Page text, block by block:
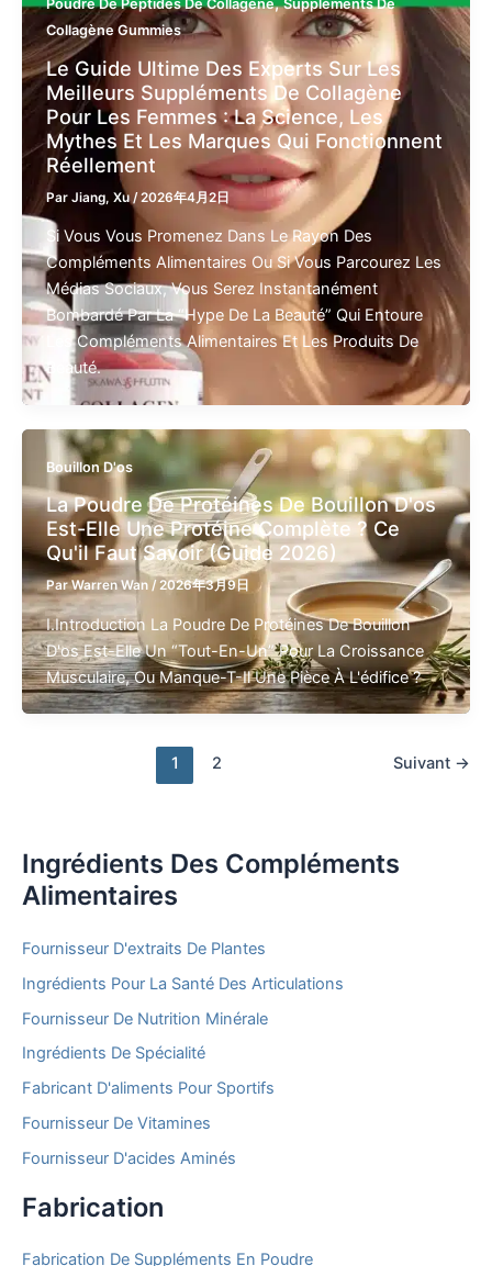
Poudre De Peptides De Collagène Suppléments De
Collagène Gummies
Le Guide Ultime Des Experts Sur Les
Meilleurs Suppléments De Collagène
Pour Les Femmes : La Science, Les
Mythes Et Les Marques Qui Fonctionnent
Réellement
Par Jiang, Xu/2026年4月2日
Si Vous Vous Promenez Dans Le Rayon Des
Compléments Alimentaires Ou Si Vous Parcourez Les
Médias Sociaux, Vous Serez Instantanément
Bombardé Par La “hype De La Beauté” Qui Entoure
Les Compléments Alimentaires Et Les Produits De
Beauté.
Bouillon D'os
La Poudre De Protéines De Bouillon D'os
Est-Elle Une Protéine Complète ? Ce
Qu'il Faut Savoir (Guide 2026)
ParWarren Wan /2026年3月9日
I.Introduction La Poudre De Protéines De Bouillon
D'os Est-Elle Un “tout-En-Un” Pour La Croissance
Musculaire, Ou Manque-T-Il Une Pièce À L'édifice ?
1 2 Suivant →
Ingrédients Des Compléments
Alimentaires
Fournisseur D'extraits De Plantes
Ingrédients Pour La Santé Des Articulations
Fournisseur De Nutrition Minérale
Ingrédients De Spécialité
Fabricant D'aliments Pour Sportifs
Fournisseur De Vitamines
Fournisseur D'acides Aminés
Fabrication
Fabrication De Suppléments En Poudre